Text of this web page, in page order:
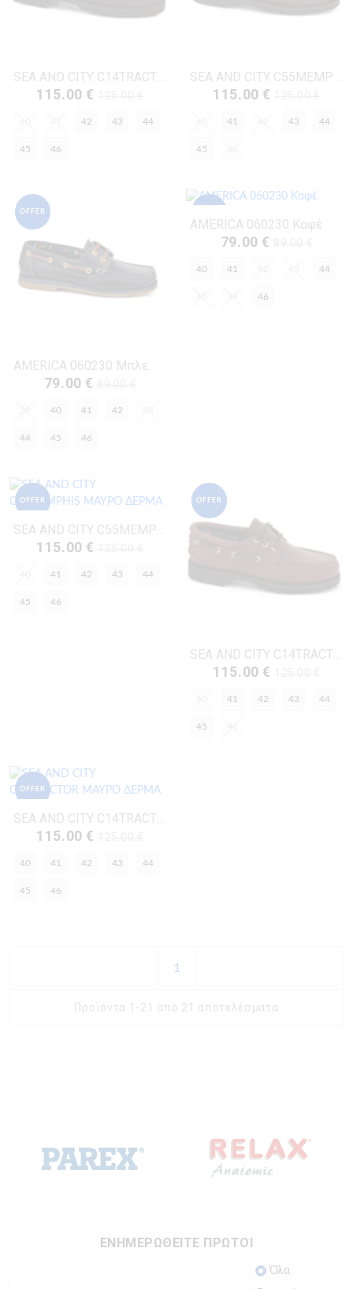
SEA AND CITY C14TRACTOR Καφέ
115.00 €
42 43 44
45 46
SEA AND CITY C55MEMPHIS Κονιάκ
115.00 €
41 43 44
45
OFFER
AMERICA 060230 Μπλε
79.00 €
40 41 42
44 45 46
AMERICA 060230 Καφέ
79.00 €
40 41 44
46
OFFER
SEA AND CITY C55MEMPHIS ΜΑΥΡΟ ΔΕΡΜΑ
115.00 €
41 42 43 44
45 46
OFFER
SEA AND CITY C14TRACTOR ΤΑΜΠΑ ΔΕΡΜΑ
115.00 €
41 42 43 44
45
OFFER
SEA AND CITY C14TRACTOR ΜΑΥΡΟ ΔΕΡΜΑ
115.00 €
40 41 42 43 44
45 46
1
Προϊόντα 1-21 από 21 αποτελέσματα
ΕΝΗΜΕΡΩΘΕΙΤΕ ΠΡΩΤΟΙ
Όλα